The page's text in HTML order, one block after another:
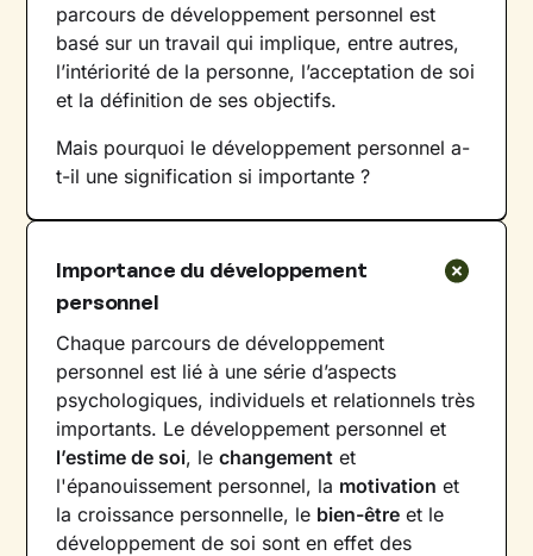
parcours de développement personnel est
basé sur un travail qui implique, entre autres,
l’intériorité de la personne, l’acceptation de soi
et la définition de ses objectifs.
Mais pourquoi le développement personnel a-
t-il une signification si importante ?
Importance du développement
personnel
Chaque parcours de développement
personnel est lié à une série d’aspects
psychologiques, individuels et relationnels très
importants. Le développement personnel et
l’estime de soi, lechangement et
l'épanouissement personnel, la motivation et
la croissance personnelle, le bien-être et le
développement de soi sont en effet des